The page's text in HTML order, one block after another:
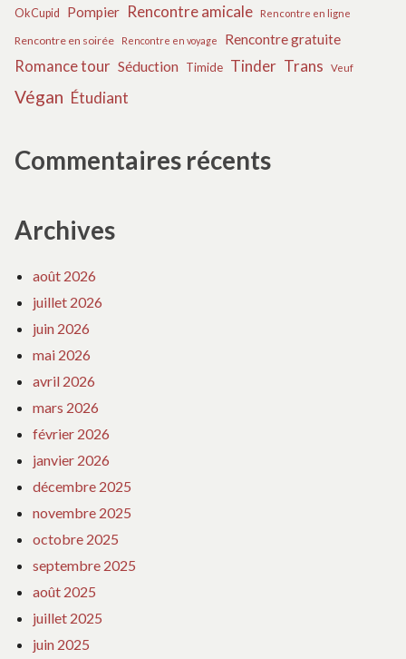
OkCupid Pompier Rencontre amicale Rencontre en ligne
Rencontre en soirée Rencontre en voyage Rencontre gratuite
Romance tour Séduction Timide Tinder Trans Veuf
Végan Étudiant
Commentaires récents
Archives
août 2026
juillet 2026
juin 2026
mai 2026
avril 2026
mars 2026
février 2026
janvier 2026
décembre 2025
novembre 2025
octobre 2025
septembre 2025
août 2025
juillet 2025
juin 2025